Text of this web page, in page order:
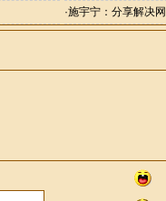
·施宇宁：分享解决